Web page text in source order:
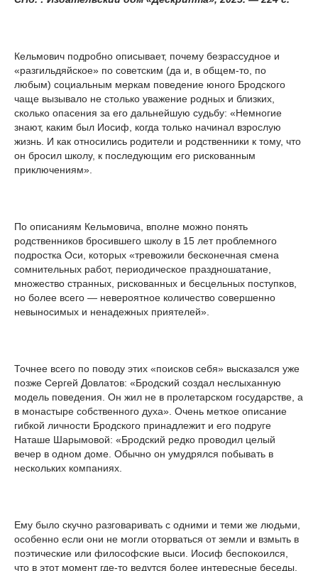
Кельмович подробно описывает, почему безрассудное и
«разгильдяйское» по советским (да и, в общем-то, по
любым) социальным меркам поведение юного Бродского
чаще вызывало не столько уважение родных и близких,
сколько опасения за его дальнейшую судьбу: «Немногие
знают, каким был Иосиф, когда только начинал взрослую
жизнь. И как относились родители и родственники к тому, что
он бросил школу, к последующим его рискованным
приключениям».
По описаниям Кельмовича, вполне можно понять
родственников бросившего школу в 15 лет проблемного
подростка Оси, которых «тревожили бесконечная смена
сомнительных работ, периодическое праздношатание,
множество странных, рискованных и бесцельных поступков,
но более всего — невероятное количество совершенно
невыносимых и ненадежных приятелей».
Точнее всего по поводу этих «поисков себя» высказался уже
позже Сергей Довлатов: «Бродский создал неслыханную
модель поведения. Он жил не в пролетарском государстве, а
в монастыре собственного духа». Очень меткое описание
гибкой личности Бродского принадлежит и его подруге
Наташе Шарымовой: «Бродский редко проводил целый
вечер в одном доме. Обычно он умудрялся побывать в
нескольких компаниях.
Ему было скучно разговаривать с одними и теми же людьми,
особенно если они не могли оторваться от земли и взмыть в
поэтические или философские выси. Иосиф беспокоился,
что в этот момент где-то ведутся более интересные беседы.